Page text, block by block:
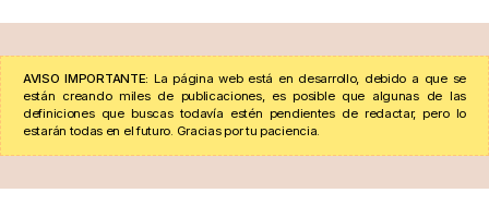
AVISO IMPORTANTE: La página web está en desarrollo, debido a que se
están creando miles de publicaciones, es posible que algunas de las
definiciones que buscas todavía estén pendientes de redactar, pero lo
estarán todas en el futuro. Gracias por tu paciencia.